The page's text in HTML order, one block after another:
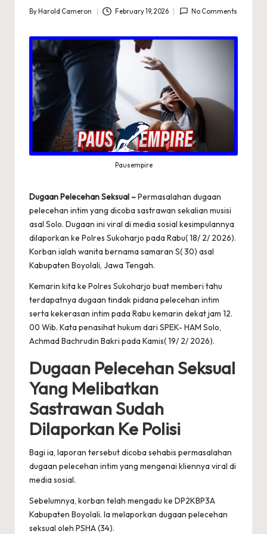
Posted
By Harold Cameron February 19, 2026 No Comments
Pausempire
Dugaan Pelecehan Seksual –Permasalahan dugaan
pelecehan intim yang dicoba sastrawan sekalian musisi
asal Solo. Dugaan ini viral di media sosial kesimpulannya
dilaporkan ke Polres Sukoharjo pada Rabu( 18/ 2/ 2026).
Korban ialah wanita bernama samaran S( 30) asal
Kabupaten Boyolali, Jawa Tengah.
Kemarin kita ke Polres Sukoharjo buat memberi tahu
terdapatnya dugaan tindak pidana pelecehan intim
serta kekerasan intim pada Rabu kemarin dekat jam 12.
00 Wib. Kata penasihat hukum dari SPEK- HAM Solo,
Achmad Bachrudin Bakri pada Kamis( 19/ 2/ 2026).
Dugaan Pelecehan Seksual
Yang Melibatkan
Sastrawan Sudah
Dilaporkan Ke Polisi
Bagi ia, laporan tersebut dicoba sehabis permasalahan
dugaan pelecehan intim yang mengenai kliennya viral di
media sosial.
Sebelumnya, korban telah mengadu ke DP2KBP3A
Kabupaten Boyolali. Ia melaporkan dugaan pelecehan
seksual oleh PSHA (34).